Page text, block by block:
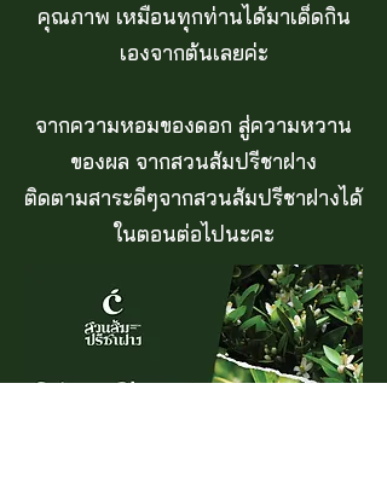
คุณภาพ เหมือนทุกท่านได้มาเด็ดกิน
เองจากต้นเลยค่ะ
จากความหอมของดอก สู่ความหวาน
ของผล จากสวนส้มปรีชาฝาง
ติดตามสาระดีๆจากสวนส้มปรีชาฝางได้
ในตอนต่อไปนะคะ